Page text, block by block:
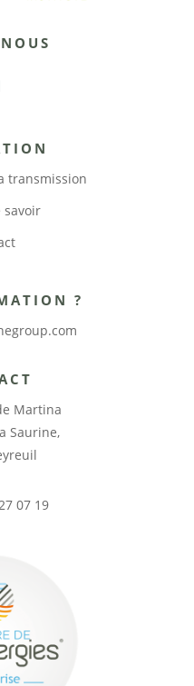
transmission
savoir
?
Martina
Saurine,
07 19